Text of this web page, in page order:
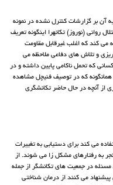
آن بر گزارشات کنترل نشده در نمونه
روانی (نوروز) تکانهرا اینگونه تعریف
می کند که اغلب غیرقابل مقاومت
و تلاش های دفاعی ملاحظه می
که تحمل ناکامی پایین داشته و در
که در توصیف فنیچل مشاهده
از آنچه در حال حاضر تکانشگری
می کند برای دستیابی به تغییرات
به رفتارهای مشکل زا می شوند. از
مسئله در جمعیت های تکانشگر از جمله
می کنند از درمان شناختی